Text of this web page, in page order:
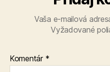
Vaša e-mailová
Vyžadované
Komentár *